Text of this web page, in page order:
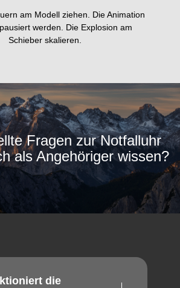
am Modell ziehen. Die Animation
werden. Die Explosion am
Schieber skalieren.
Fragen zur Notfalluhr
als Angehöriger wissen?
die